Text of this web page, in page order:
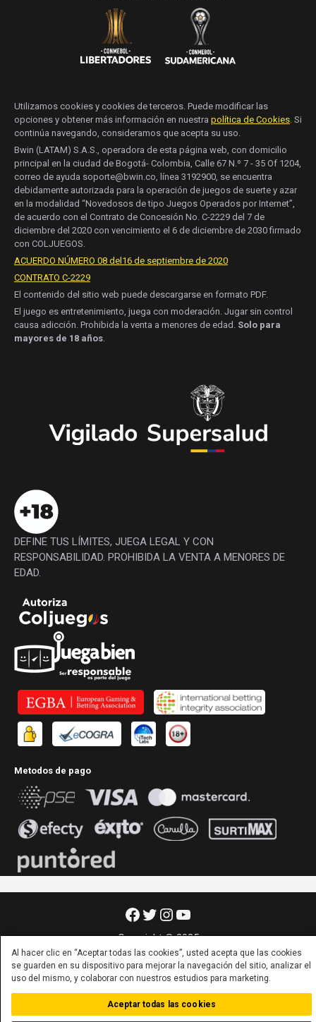
Utilizamos cookies y cookies de terceros. Puede modificar las
opciones y obtener más información en nuestra política de Cookies . Si
continúa navegando, consideramos que acepta su uso.
Bwin (LATAM) S.A.S., operadora de esta página web, con domicilio
principal en la ciudad de Bogotá- Colombia, Calle 67 N.º 7 - 35 Of 1204,
correo de ayuda soporte@bwin.co, línea 3192900, se encuentra
debidamente autorizada para la operación de juegos de suerte y azar
en la modalidad “Novedosos de tipo Juegos Operados por Internet”,
de acuerdo con el Contrato de Concesión No. C-2229 del 7 de
diciembre del 2020 con vencimiento el 6 de diciembre de 2030 firmado
con COLJUEGOS.
ACUERDO NÚMERO 08 del16 de septiembre de 2020
CONTRATO C-2229
El contenido del sitio web puede descargarse en formato PDF.
El juego es entretenimiento, juega con moderación. Jugar sin control
causa adicción. Prohibida la venta a menores de edad. Solo para
mayores de 18 años
DEFINE TUS LÍMITES, JUEGA LEGAL Y CON
RESPONSABILIDAD. PROHIBIDA LA VENTA A MENORES DE
EDAD.
Metodos de pago
Facebook
Twitter
Instagram
YouTube
Copyright © 2025
Al hacer clic en “Aceptar todas las cookies”, usted acepta que las cookies
se guarden en su dispositivo para mejorar la navegación del sitio, analizar el
uso del mismo, y colaborar con nuestros estudios para marketing.
Aceptar todas las cookies